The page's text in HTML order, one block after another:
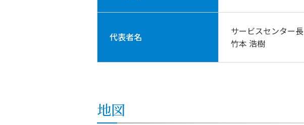
代表者名
サービスセンター長
竹本 浩樹
地図